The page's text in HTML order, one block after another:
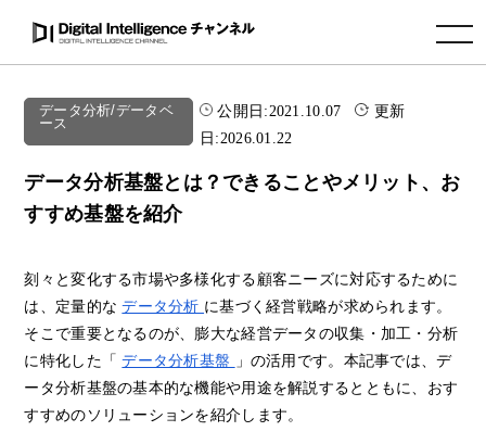
toggle navigation
データ分析/データベ
ース
公開日:2021.10.07
更新
日:2026.01.22
データ分析基盤とは？できることやメリット、お
すすめ基盤を紹介
刻々と変化する市場や多様化する顧客ニーズに対応するために
は、定量的なデータ分析 に基づく経営戦略が求められます。
そこで重要となるのが、膨大な経営データの収集・加工・分析
に特化した「データ分析基盤
」の活用です。本記事では、デ
ータ分析基盤の基本的な機能や用途を解説するとともに、おす
すすめのソリューションを紹介します。